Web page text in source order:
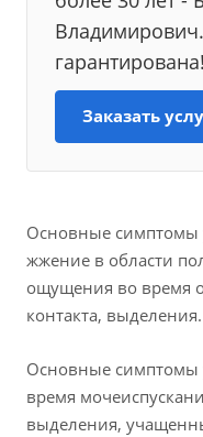
гарантирована!
Заказать
Основные симптомы
жжение в области
ощущения во время
контакта, выделения.
Основные симптомы
время
выделения,